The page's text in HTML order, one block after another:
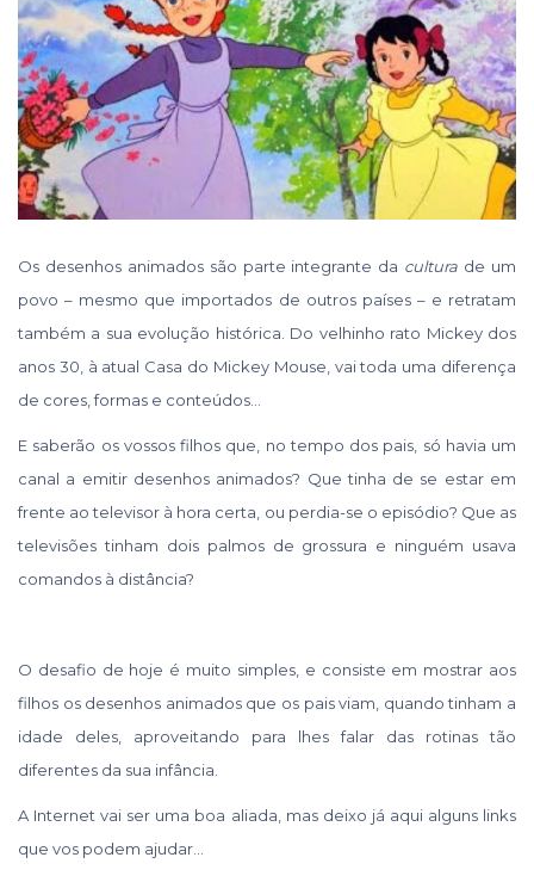
Os desenhos animados são parte integrante da cultura de um
povo – mesmo que importados de outros países – e retratam
também a sua evolução histórica. Do velhinho rato Mickey dos
anos 30, à atual Casa do Mickey Mouse, vai toda uma diferença
de cores, formas e conteúdos…
E saberão os vossos filhos que, no tempo dos pais, só havia um
canal a emitir desenhos animados? Que tinha de se estar em
frente ao televisor à hora certa, ou perdia-se o episódio? Que as
televisões tinham dois palmos de grossura e ninguém usava
comandos à distância?
O desafio de hoje é muito simples, e consiste em mostrar aos
filhos os desenhos animados que os pais viam, quando tinham a
idade deles, aproveitando para lhes falar das rotinas tão
diferentes da sua infância.
A Internet vai ser uma boa aliada, mas deixo já aqui alguns links
que vos podem ajudar…